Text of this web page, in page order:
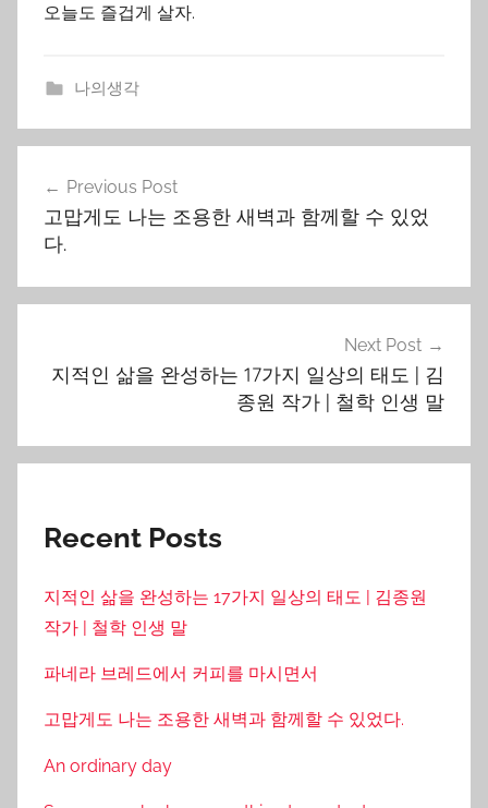
오늘도 즐겁게 살자.
나의생각
navigation
Previous Post
고맙게도 나는 조용한 새벽과 함께할 수 있었
다.
Next Post
지적인 삶을 완성하는 17가지 일상의 태도 | 김
종원 작가 | 철학 인생 말
Recent Posts
지적인 삶을 완성하는 17가지 일상의 태도 | 김종원
작가 | 철학 인생 말
파네라 브레드에서 커피를 마시면서
고맙게도 나는 조용한 새벽과 함께할 수 있었다.
An ordinary day